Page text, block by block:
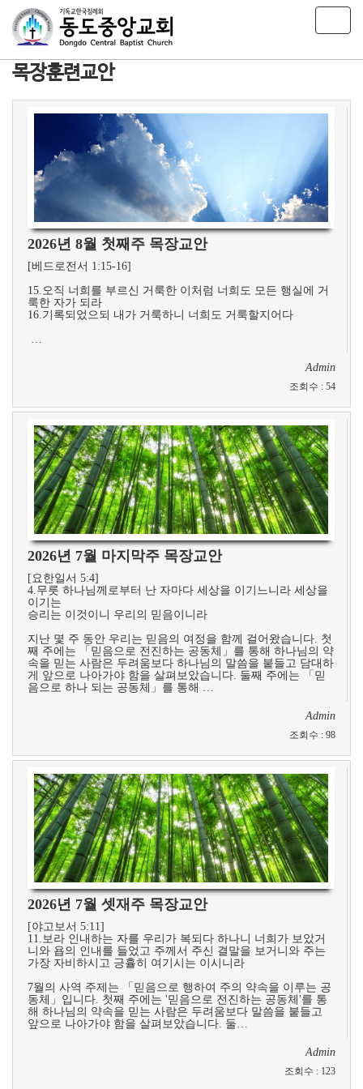
o
e
i
목장훈련교안
2026년 8월 첫째주 목장교안
[베드로전서 1:15-16]
15.오직 너희를 부르신 거룩한 이처럼 너희도 모든 행실에 거
룩한 자가 되라
16.기록되었으되 내가 거룩하니 너희도 거룩할지어다
…
Admin
조회수 : 54
2026년 7월 마지막주 목장교안
[요한일서 5:4]
4.무릇 하나님께로부터 난 자마다 세상을 이기느니라 세상을
이기는
승리는 이것이니 우리의 믿음이니라
지난 몇 주 동안 우리는 믿음의 여정을 함께 걸어왔습니다. 첫
째 주에는 「믿음으로 전진하는 공동체」를 통해 하나님의 약
속을 믿는 사람은 두려움보다 하나님의 말씀을 붙들고 담대하
게 앞으로 나아가야 함을 살펴보았습니다. 둘째 주에는 「믿
음으로 하나 되는 공동체」를 통해 …
Admin
조회수 : 98
2026년 7월 셋재주 목장교안
[야고보서 5:11]
11.보라 인내하는 자를 우리가 복되다 하나니 너희가 보았거
니와 욥의 인내를 들었고 주께서 주신 결말을 보거니와 주는
가장 자비하시고 긍휼히 여기시는 이시니라
7월의 사역 주제는 「믿음으로 행하여 주의 약속을 이루는 공
동체」입니다. 첫째 주에는 '믿음으로 전진하는 공동체'​를 통
해 하나님의 약속을 믿는 사람은 두려움보다 말씀을 붙들고
앞으로 나아가야 함을 살펴보았습니다. 둘…
Admin
조회수 : 123